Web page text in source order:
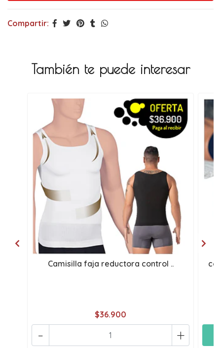
Compartir:
También te puede interesar
Camisilla faja reductora control ..
$36.900
+
-